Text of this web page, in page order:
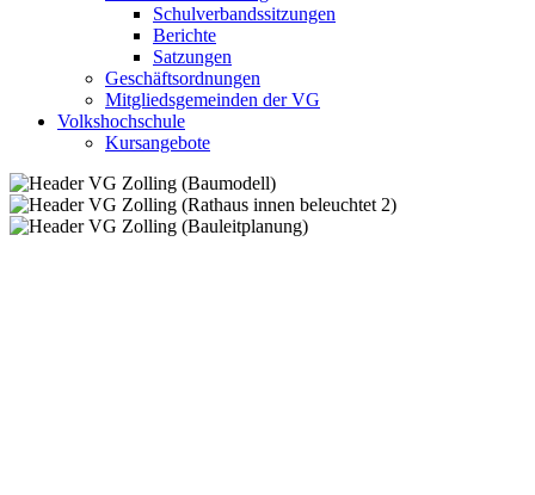
Schulverbandssitzungen
Berichte
Satzungen
Geschäftsordnungen
Mitgliedsgemeinden der VG
Volkshochschule
Kursangebote